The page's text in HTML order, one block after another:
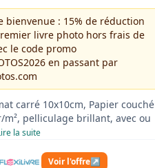
bienvenue : 15% de réduction
livre photo hors frais de
le code promo
en passant par
carré 10x10cm, Papier couché
m², pelliculage brillant, avec ou
la suite
Voir l'offre↗